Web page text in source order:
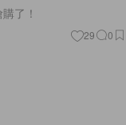
了！
29 0